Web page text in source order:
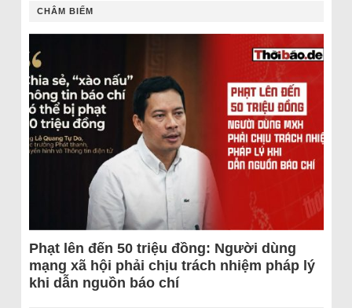
CHÂM BIẾM
Phạt lên đến 50 triệu đồng: Người dùng
mạng xã hội phải chịu trách nhiệm pháp lý
khi dẫn nguồn báo chí